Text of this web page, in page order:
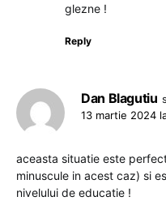
glezne !
Reply
Dan Blagutiu
13 martie 2024
aceasta situatie este
minuscule in acest caz) si
nivelului de educatie !